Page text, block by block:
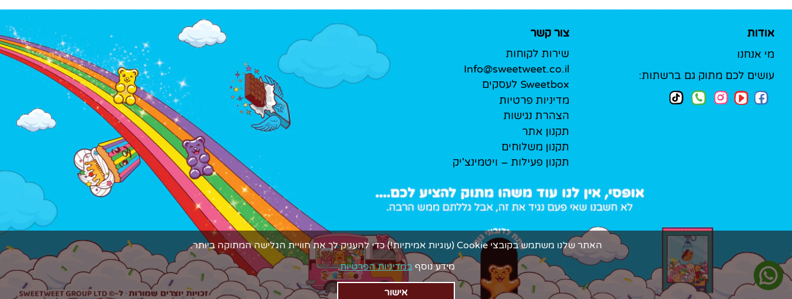
אודות
מי אנחנו
עושים לכם מתוק גם ברשתות:
צור קשר
שירות לקוחות
Info@sweetweet.co.il
Sweetbox לעסקים
מדיניות פרטיות
הצהרת נגישות
תקנון אתר
תקנון משלוחים
תקנון פעילות – ויטמינצ'יק
האתר שלנו משתמש בקובצי Cookie (עוגיות אמיתיות!) כדי להעניק לך את חוויית הגלישה המתוקה ביותר.
מידע נוסףבמדיניות הפרטיות.
אישור